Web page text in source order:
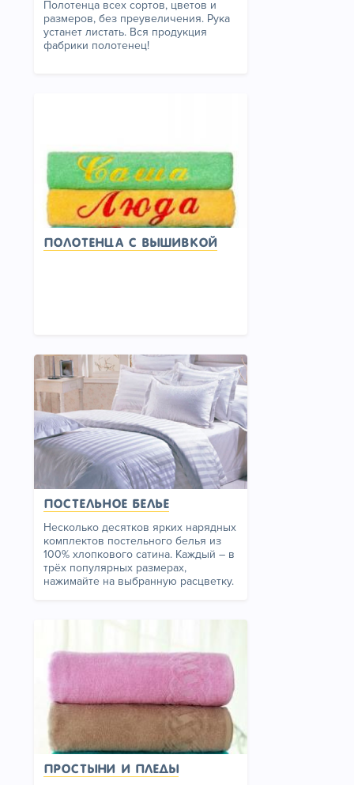
Полотенца всех сортов, цветов и
размеров, без преувеличения. Рука
устанет листать. Вся продукция
фабрики полотенец!
Полотенца с вышивкой
Постельное белье
Несколько десятков ярких нарядных
комплектов постельного белья из
100% хлопкового сатина. Каждый – в
трёх популярных размерах,
нажимайте на выбранную расцветку.
Простыни и пледы